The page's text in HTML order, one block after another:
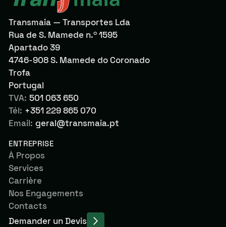
Transmaia — Transportes Lda
Rua de S. Mamede n.º 1595
Apartado 39
4746-908 S. Mamede do Coronado
Trofa
Portugal
TVA: 501 063 650
Tél: +351 229 865 070
Email: geral@transmaia.pt
ENTREPRISE
À Propos
Services
Carrière
Nos Engagements
Contacts
Demander un Devis